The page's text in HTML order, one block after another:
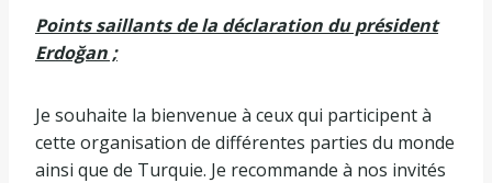
Points saillants de la déclaration du président
Erdoğan ;
Je souhaite la bienvenue à ceux qui participent à
cette organisation de différentes parties du monde
ainsi que de Turquie. Je recommande à nos invités